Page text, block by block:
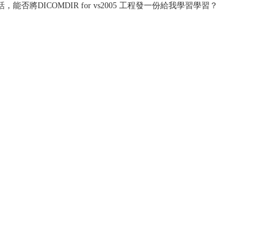
能否將DICOMDIR for vs2005 工程發一份給我學習學習？